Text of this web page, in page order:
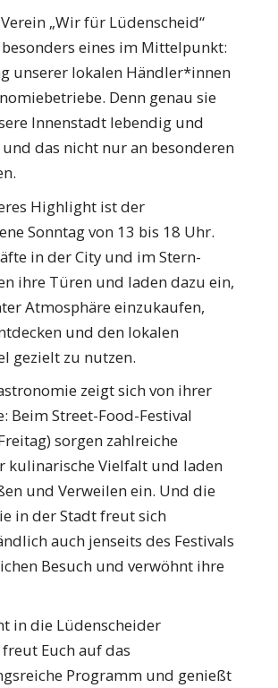
„Wir für Lüdenscheid“
eines im Mittelpunkt:
unserer lokalen Händler*innen
Denn genau sie
Innenstadt lebendig und
das nicht nur an besonderen
Highlight ist der
Sonntag von 13 bis 18 Uhr.
in der City und im Stern-
ihre Türen und laden dazu ein,
Atmosphäre einzukaufen,
und den lokalen
gezielt zu nutzen.
zeigt sich von ihrer
Beim Street-Food-Festival
sorgen zahlreiche
kulinarische Vielfalt und laden
und Verweilen ein. Und die
in der Stadt freut sich
auch jenseits des Festivals
Besuch und verwöhnt ihre
in die Lüdenscheider
Euch auf das
Programm und genießt